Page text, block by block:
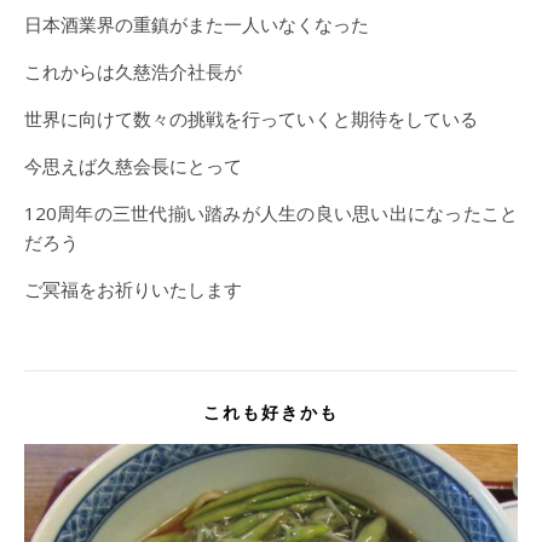
日本酒業界の重鎮がまた一人いなくなった
これからは久慈浩介社長が
世界に向けて数々の挑戦を行っていくと期待をしている
今思えば久慈会長にとって
120周年の三世代揃い踏みが人生の良い思い出になったこと
だろう
ご冥福をお祈りいたします
これも好きかも